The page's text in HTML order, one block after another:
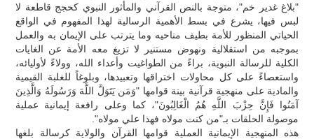
"بلاغ غدير خم"، متوجة بالنص القرآني والمأثور النبوي كحجج قاطعة لا
لبس فيها، يشرع في بسط الأهمية الرسالية لهذا المفهوم في الواقع
الحياتي المنظور للأمة بطيف مناحيه وما يترتب على الإيمان به والعمل
بموجبه من استقلالية ونهوض مستنير لا تزيغ معه الأمة عن الغايات
الكلية للرسالة النبوية، براءً من الطواغيت وأعداء الله، وولاءً لأوليائه،
واستعصاءً على كل محاولات اختراقها وتعبيدها، وبلوغاً للغلبة القيمية
والمادية على منهجية قرآنية بينة قوامها "وَمَن يَتَوَلَّ اللَّهَ وَرَسُولَهُ وَالَّذِينَ
آمَنُوا فَإِنَّ حِزْبَ اللَّهِ هُمُ الْغَالِبُونَ"، كما وعلى رافعة إيمانية عملية
موصولة الحلقات بـ"من كنت مولاه فهذا علي مولاه".
هذه المنهجية الإيمانية العملية قوامها القرآن والولاية كرسالة بلغها